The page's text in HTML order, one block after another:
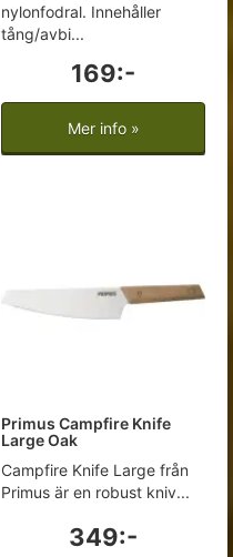
nylonfodral. Innehåller
tång/avbi...
169:-
Mer info »
Primus Campfire Knife
Large Oak
Campfire Knife Large från
Primus är en robust kniv...
349:-